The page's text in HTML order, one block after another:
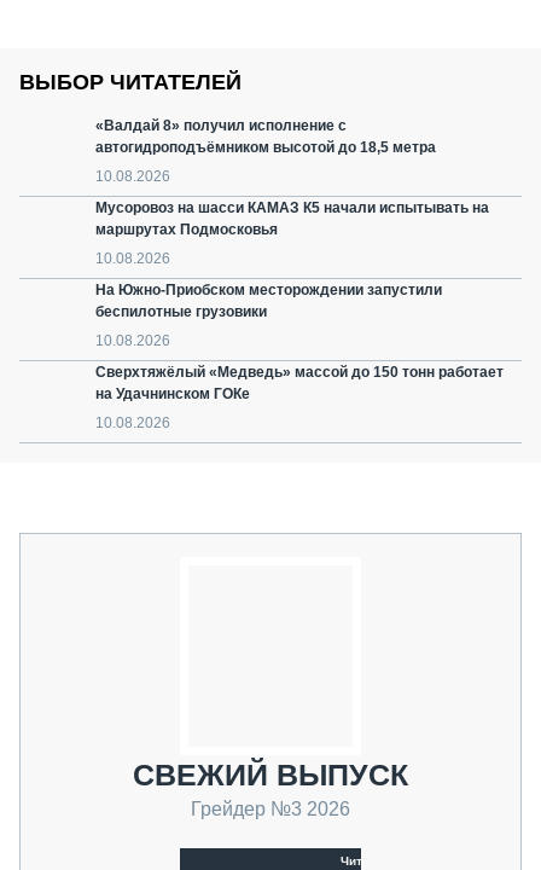
ВЫБОР ЧИТАТЕЛЕЙ
«Валдай 8» получил исполнение с
автогидроподъёмником высотой до 18,5 метра
10.08.2026
Мусоровоз на шасси КАМАЗ К5 начали испытывать на
маршрутах Подмосковья
10.08.2026
На Южно-Приобском месторождении запустили
беспилотные грузовики
10.08.2026
Сверхтяжёлый «Медведь» массой до 150 тонн работает
на Удачнинском ГОКе
10.08.2026
СВЕЖИЙ ВЫПУСК
Грейдер №3 2026
Читать